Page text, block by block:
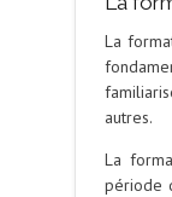
La
autres.
La
période